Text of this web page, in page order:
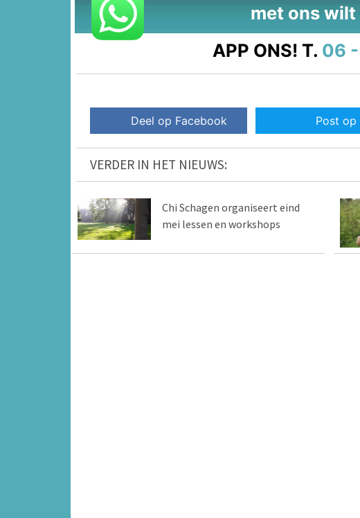
met ons wilt
APP ONS! T. 06 -
Deel op Facebook Post op
VERDER IN HET NIEUWS:
Chi Schagen organiseert eind
mei lessen en workshops